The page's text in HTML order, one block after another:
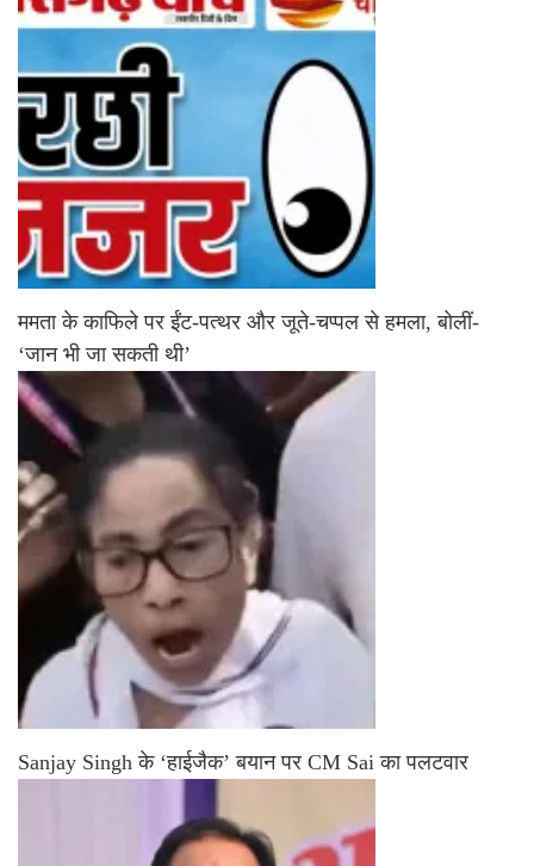
ममता के काफिले पर ईंट-पत्थर और जूते-चप्पल से हमला, बोलीं-
‘जान भी जा सकती थी’
Sanjay Singh के ‘हाईजैक’ बयान पर CM Sai का पलटवार